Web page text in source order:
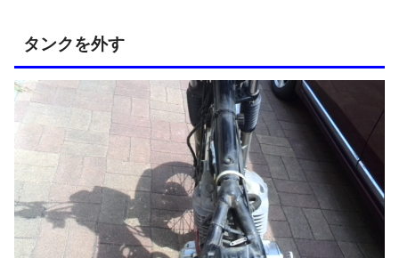
タンクを外す